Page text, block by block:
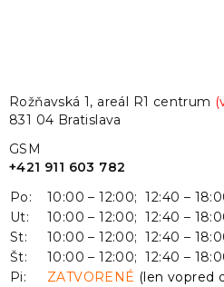
Rožňavská 1, areál R1 centrum
831 04 Bratislava
GSM
+421 911 603 782
Po:
10:00 – 12:00; 12:40 –
Ut:
10:00 – 12:00; 12:40 –
St:
10:00 – 12:00; 12:40 –
Št:
10:00 – 12:00; 12:40 –
Pi:
ZATVORENÉ (len vopred